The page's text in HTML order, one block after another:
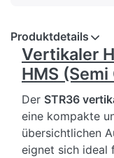
Produktdetails
Vertikaler
HMS
Der STR36
eine kompakte
übersichtlichen
eignet sich ideal